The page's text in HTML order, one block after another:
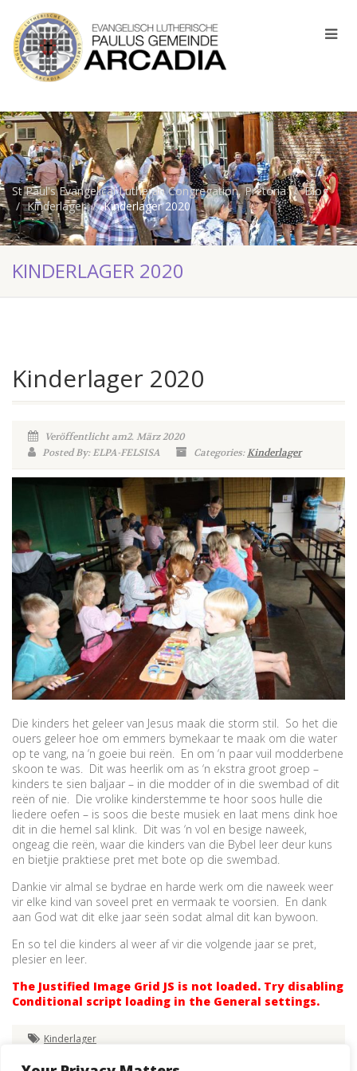
St Paul's Evangelical Lutheran Congregation, Pretoria
Blog
Kinderlager
Kinderlager 2020
KINDERLAGER 2020
Kinderlager 2020
Veröffentlicht am2. März 2020
Posted By: ELPA-FELSISA
Categories:Kinderlager
Die kinders het geleer van Jesus maak die storm stil. So het die
ouers geleer hoe om emmers bymekaar te maak om die water
op te vang, na ‘n goeie bui reën. En om ‘n paar vuil modderbene
skoon te was. Dit was heerlik om as ‘n ekstra groot groep –
kinders te sien baljaar – in die modder of in die swembad of dit
reën of nie. Die vrolike kinderstemme te hoor soos hulle die
liedere oefen – is soos die beste musiek en laat mens dink hoe
dit in die hemel sal klink. Dit was ‘n vol en besige naweek,
ongeag die reën, waar die kinders van die Bybel leer deur kuns
en bietjie praktiese pret met bote op die swembad.
Dankie vir almal se bydrae en harde werk om die naweek weer
vir elke kind van soveel pret en vermaak te voorsien. En dank
aan God wat dit elke jaar seën sodat almal dit kan bywoon.
En so tel die kinders al weer af vir die volgende jaar se pret,
plesier en leer.
The Justified Image Grid JS is not loaded. Try disabling
Conditional script loading in the General settings.
Kinderlager